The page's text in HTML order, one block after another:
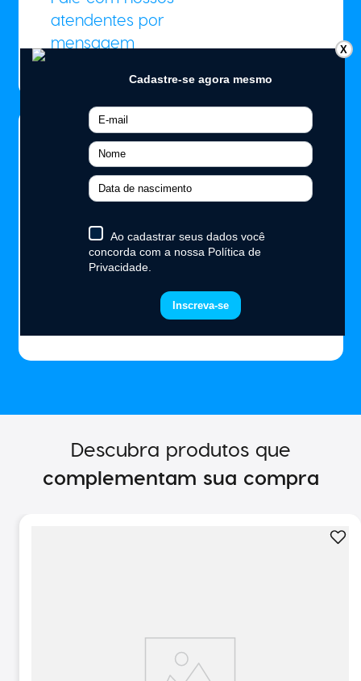
atendentes por
mensagem
0800 70 35 446
2ª a 6ª das 08h as 18h (exceto
Descubra produtos que
complementam sua compra